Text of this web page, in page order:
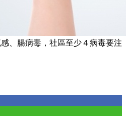
、腸病毒，社區至少４病毒要注